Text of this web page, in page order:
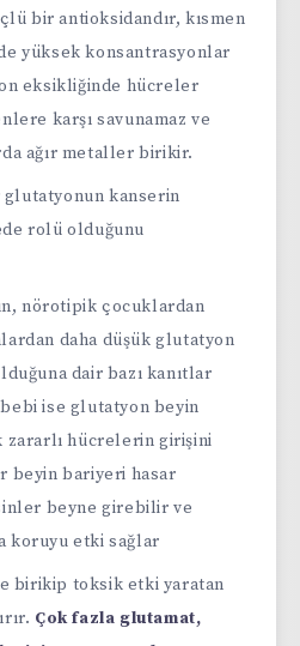
bir antioksidandır, kısmen
yüksek konsantrasyonlar
eksikliğinde hücreler
karşı savunamaz ve
ağır metaller birikir.
glutatyonun kanserin
rolü olduğunu
nörotipik çocuklardan
daha düşük glutatyon
dair bazı kanıtlar
ise glutatyon beyin
hücrelerin girişini
beyin bariyeri hasar
beyne girebilir ve
koruyu etki sağlar
birikip toksik etki yaratan
Çok fazla glutamat,